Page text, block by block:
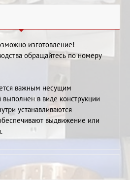
изготовление!
обращайтесь по номеру
важным несущим
в виде конструкции
устанавливаются
выдвижение или